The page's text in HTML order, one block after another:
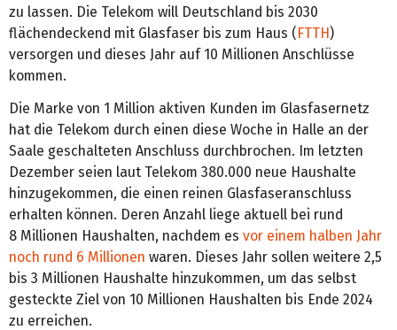
zu lassen. Die Telekom will Deutschland bis 2030
flächendeckend mit Glasfaser bis zum Haus (FTTH)
versorgen und dieses Jahr auf 10 Millionen Anschlüsse
kommen.
Die Marke von 1 Million aktiven Kunden im Glasfasernetz
hat die Telekom durch einen diese Woche in Halle an der
Saale geschalteten Anschluss durchbrochen. Im letzten
Dezember seien laut Telekom 380.000 neue Haushalte
hinzugekommen, die einen reinen Glasfaseranschluss
erhalten können. Deren Anzahl liege aktuell bei rund
8 Millionen Haushalten, nachdem es vor einem halben Jahr
noch rund 6 Millionen waren. Dieses Jahr sollen weitere 2,5
bis 3 Millionen Haushalte hinzukommen, um das selbst
gesteckte Ziel von 10 Millionen Haushalten bis Ende 2024
zu erreichen.